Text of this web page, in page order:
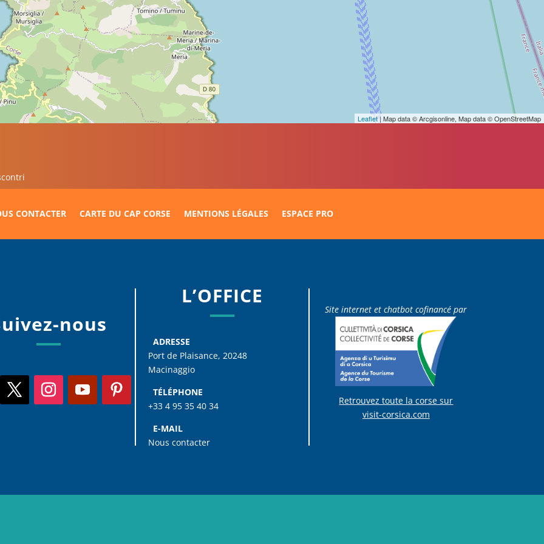
Leaflet| Map data © Arcgisonline, Map data © OpenStreetMap
CONTACTER CARTE DU CAP CORSE MENTIONS LÉGALES ESPACE PRO
nous
L’OFFICE
ADRESSE
Port de Plaisance, 20248
Macinaggio
TÉLÉPHONE
+33 4 95 35 40 34
E-MAIL
Nous contacter
Site internet et chatbot cofinancé par
Retrouvez toute la corse sur
visit-corsica.com